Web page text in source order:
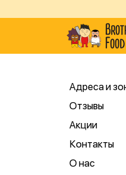
Адреса и
Отзывы
Акции
Контакты
О нас